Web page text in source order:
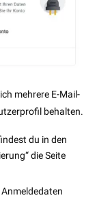
mehrere E-Mail-
behalten.
du in den
die Seite